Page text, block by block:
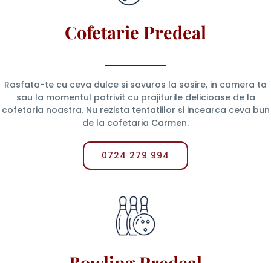
Cofetarie Predeal
Rasfata-te cu ceva dulce si savuros la sosire, in camera ta
sau la momentul potrivit cu prajiturile delicioase de la
cofetaria noastra. Nu rezista tentatiilor si incearca ceva bun
de la cofetaria Carmen.
0724 279 994